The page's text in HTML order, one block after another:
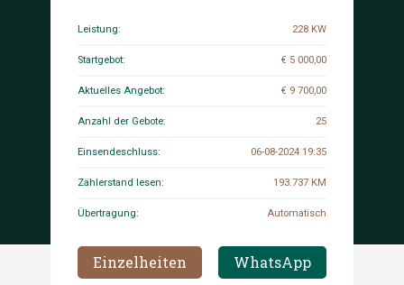
Leistung: 228 KW
Startgebot: € 5 000,00
Aktuelles Angebot: € 9 700,00
Anzahl der Gebote: 25
Einsendeschluss: 06-08-2024 19:35
Zählerstand lesen: 193.737 KM
Übertragung: Automatisch
Einzelheiten WhatsApp